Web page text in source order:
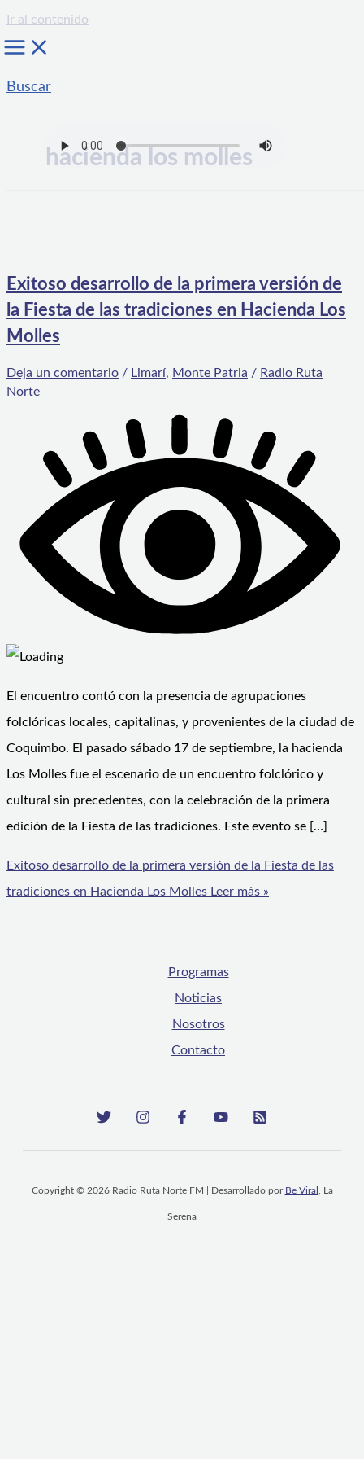
Ir al contenido
Buscar
hacienda los molles
Exitoso desarrollo de la primera versión de
la Fiesta de las tradiciones en Hacienda Los
Molles
Deja un comentario / Limarí, Monte Patria / Radio Ruta
Norte
El encuentro contó con la presencia de agrupaciones
folclóricas locales, capitalinas, y provenientes de la ciudad de
Coquimbo. El pasado sábado 17 de septiembre, la hacienda
Los Molles fue el escenario de un encuentro folclórico y
cultural sin precedentes, con la celebración de la primera
edición de la Fiesta de las tradiciones. Este evento se […]
Exitoso desarrollo de la primera versión de la Fiesta de las
tradiciones en Hacienda Los Molles Leer más »
Programas
Noticias
Nosotros
Contacto
Copyright © 2026 Radio Ruta Norte FM | Desarrollado por Be Viral , La
Serena